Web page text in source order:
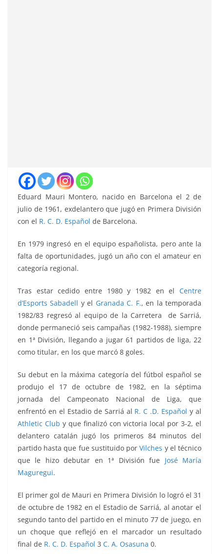
Eduard Mauri Montero, nacido en Barcelona el 2 de
julio de 1961, exdelantero que jugó en Primera División
con el R. C. D. Español de Barcelona.
En 1979 ingresó en el equipo españolista, pero ante la
falta de oportunidades, jugó un año con el amateur en
categoría regional.
Tras estar cedido entre 1980 y 1982 en el Centre
d’Esports Sabadell y el Granada C. F., en la temporada
1982/83 regresó al equipo de la Carretera de Sarriá,
donde permaneció seis campañas (1982-1988), siempre
en 1ª División, llegando a jugar 61 partidos de liga, 22
como titular, en los que marcó 8 goles.
Su debut en la máxima categoría del fútbol español se
produjo el 17 de octubre de 1982, en la séptima
jornada del Campeonato Nacional de Liga, que
enfrentó en el Estadio de Sarriá al R. C .D. Españoly al
Athletic Club y que finalizó con victoria local por 3-2, el
delantero catalán jugó los primeros 84 minutos del
partido hasta que fue sustituido porVilches y el técnico
que le hizo debutar en 1ª División fue José María
Maguregui.
El primer gol de Mauri en Primera División lo logró el 31
de octubre de 1982 en el Estadio de Sarriá, al anotar el
segundo tanto del partido en el minuto 77 de juego, en
un choque que reflejó en el marcador un resultado
final de R. C. D. Español 3 C. A. Osasuna 0.